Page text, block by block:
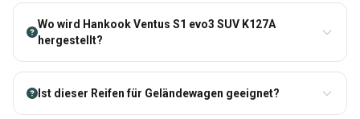
Wo wird Hankook Ventus S1 evo3 SUV K127A
hergestellt?
Ist dieser Reifen für Geländewagen geeignet?